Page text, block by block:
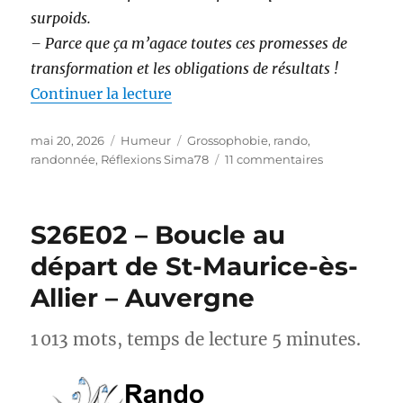
surpoids.
– Parce que ça m’agace toutes ces promesses de
transformation et les obligations de résultats !
Continuer la lecture
Publié
le
mai 20, 2026 Catégories
Humeur Étiquettes
Grossophobie, rando,
randonnée, Réflexions Sima78 11 commentairessur
et
avec
S26E02 – Boucle au
départ de St-Maurice-ès-
Allier – Auvergne
1 013 mots, temps de lecture 5 minutes.